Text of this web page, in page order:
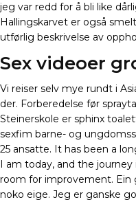
jeg var redd for å bli like
Hallingskarvet er også
utførlig beskrivelse av
Sex videoer
Vi reiser selv mye rundt i
der. Forberedelse før
Steinerskole er sphinx
sexfim barne- og
25 ansatte. It has been a
I am today, and the
room for improvement. Ein
noko eige. Jeg er ganske